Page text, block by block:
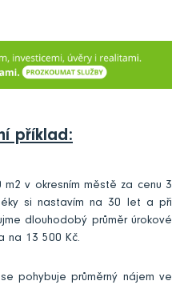
příklad:
v okresním městě za cenu 3
si nastavím na 30 let a při
dlouhodobý průměr úrokové
na 13 500 Kč.
pohybuje průměrný nájem ve